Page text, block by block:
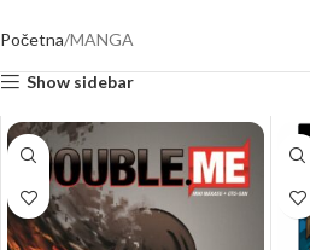
Početna MANGA
Show sidebar